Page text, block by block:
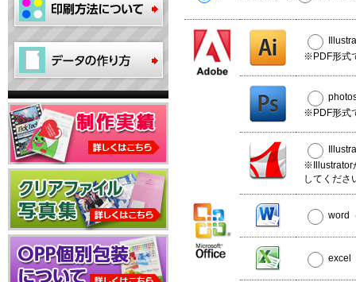
※PDF形式
※PDF形式
※Illustrator
してくださ
word
excel